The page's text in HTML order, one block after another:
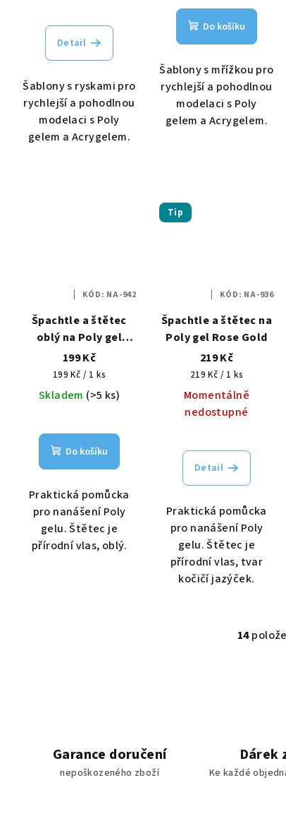
Detail
Šablony s ryskami pro
rychlejší a pohodlnou
modelaci s Poly
gelem a Acrygelem.
Do košíku
Šablony s mřížkou pro
rychlejší a pohodlnou
modelaci s Poly
gelem a Acrygelem.
Špachtle a štětec
oblý na Poly gel
černá Nailee II
199 Kč
Měrná
cena:
199 Kč / 1 ks
Skladem (>5 ks)
Do košíku
Praktická pomůcka
pro nanášení Poly
gelu. Štětec je
přírodní vlas, oblý.
KÓD: NA-942
Tip
Špachtle a štětec na
Poly gel Rose Gold
219 Kč
Měrná
cena:
219 Kč / 1 ks
Momentálně
nedostupné
Detail
Praktická pomůcka
pro nanášení Poly
gelu. Štětec je
přírodní vlas, tvar
kočičí jazýček.
KÓD: NA-936
14
Garance doručení
nepoškozeného zboží
Dárek
Ke každé